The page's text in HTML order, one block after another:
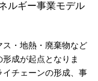
ルギー事業モデル
・地熱・廃棄物など
成が起点となりま
チェーンの形成、事